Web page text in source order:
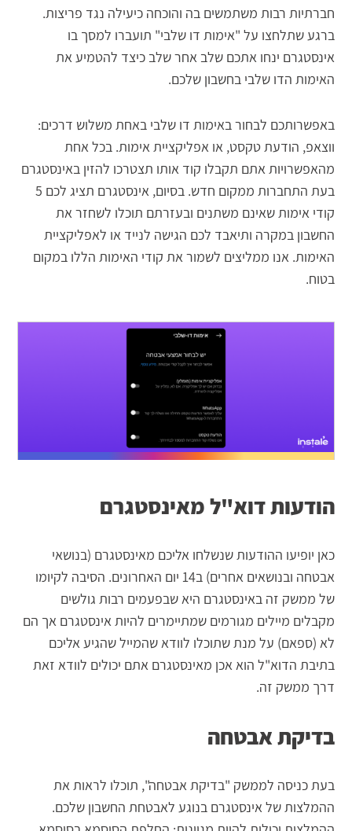
חברתיות רבות משתמשים בה והוכחה כיעילה נגד פריצות.
ברגע שתלחצו על "אימות דו שלבי" תועברו למסך בו
אינסטגרם ינחו אתכם שלב אחר שלב כיצד להטמיע את
האימות הדו שלבי בחשבון שלכם.
באפשרותכם לבחור באימות דו שלבי באחת משלוש דרכים:
ווצאפ, הודעת טקסט, או אפליקציית אימות. בכל אחת
מהאפשרויות אתם תקבלו קוד אותו תצטרכו להזין באינסטגרם
בעת התחברות ממקום חדש. בסיום, אינסטגרם תציג לכם 5
קודי אימות שאינם משתנים ובעזרתם תוכלו לשחזר את
החשבון במקרה ותיאבד לכם הגישה לנייד או לאפליקציית
האימות. אנו ממליצים לשמור את קודי האימות הללו במקום
בטוח.
הודעות דוא"ל מאינסטגרם
כאן יופיעו ההודעות שנשלחו אליכם מאינסטגרם (בנושאי
אבטחה ובנושאים אחרים) ב14 יום האחרונים. הסיבה לקיומו
של ממשק זה באינסטגרם היא שבפעמים רבות גולשים
מקבלים מיילים מגורמים שמתיימרים להיות אינסטגרם אך הם
לא (ספאם) על מנת שתוכלו לוודא שהמייל שהגיע אליכם
בתיבת הדוא"ל הוא אכן מאינסטגרם אתם יכולים לוודא זאת
דרך ממשק זה.
בדיקת אבטחה
בעת כניסה לממשק "בדיקת אבטחה", תוכלו לראות את
ההמלצות של אינסטגרם בנוגע לאבטחת החשבון שלכם.